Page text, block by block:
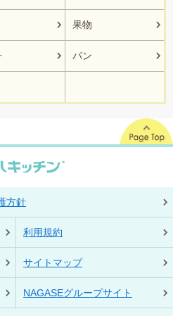
果物
パン
方針
利用規約
サイトマップ
NAGASEグループサイト